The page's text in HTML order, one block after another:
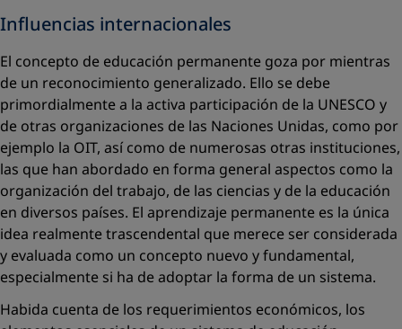
Influencias internacionales
El concepto de educación permanente goza por mientras
de un reconocimiento generalizado. Ello se debe
primordialmente a la activa participación de la UNESCO y
de otras organizaciones de las Naciones Unidas, como por
ejemplo la OIT, así como de numerosas otras instituciones,
las que han abordado en forma general aspectos como la
organización del trabajo, de las ciencias y de la educación
en diversos países. El aprendizaje permanente es la única
idea realmente trascendental que merece ser considerada
y evaluada como un concepto nuevo y fundamental,
especialmente si ha de adoptar la ­forma de un sistema.
Habida cuenta de los requerimientos económicos, los